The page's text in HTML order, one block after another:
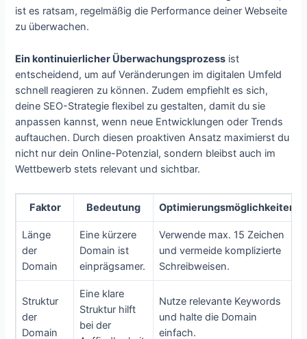
ist es ratsam, regelmäßig die Performance deiner Webseite
zu überwachen.
Ein kontinuierlicher Überwachungsprozess ist
entscheidend, um auf Veränderungen im digitalen Umfeld
schnell reagieren zu können. Zudem empfiehlt es sich,
deine SEO-Strategie flexibel zu gestalten, damit du sie
anpassen kannst, wenn neue Entwicklungen oder Trends
auftauchen. Durch diesen proaktiven Ansatz maximierst du
nicht nur dein Online-Potenzial, sondern bleibst auch im
Wettbewerb stets relevant und sichtbar.
Faktor Bedeutung Optimierungsmöglichkeiten
Länge
der
Domain
Eine kürzere
Domain ist
einprägsamer.
Verwende max. 15 Zeichen
und vermeide komplizierte
Schreibweisen.
Struktur
der
Domain
Eine klare
Struktur hilft
bei der
Nutze relevante Keywords
und halte die Domain
einfach.